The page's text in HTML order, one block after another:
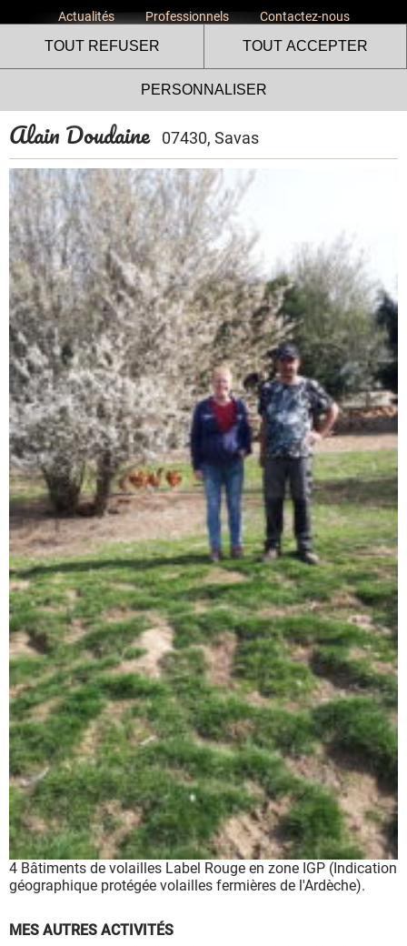
Actualités Professionnels Contactez-nous
Alain Doudaine 07430, Savas
4 Bâtiments de volailles Label Rouge en zone IGP (Indication
géographique protégée volailles fermières de l'Ardèche).
MES AUTRES ACTIVITÉS
Le site internet Volailles
Fermières de l’Ardèche utilise
des cookies !
Nous utilisons des cookies pour nous assurer du bon
fonctionnement de notre site et à des fins analytiques. Vous
pouvez changer d'avis à tout moment en cliquant sur l'icône
présente sur chaque page de notre site. En autorisant ces
services tiers, vous acceptez le dépôt et la lecture de
cookies et l'utilisation de technologies de suivi nécessaires
à leur bon fonctionnement.
Charte de confidentialité
TOUT REFUSER TOUT ACCEPTER
PERSONNALISER